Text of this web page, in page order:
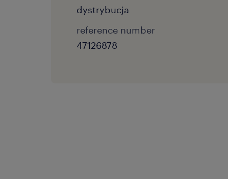
dystrybucja
reference number
47126878